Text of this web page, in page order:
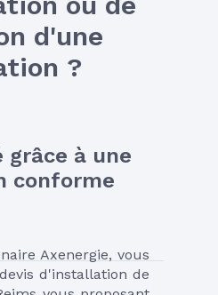
d'une
?
grâce à une
conforme
Axenergie, vous
d'installation de